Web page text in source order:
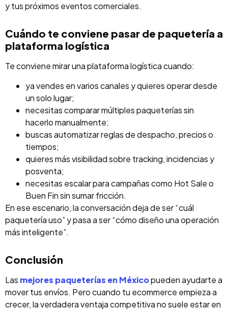
y tus próximos eventos comerciales.
Cuándo te conviene pasar de paquetería a
plataforma logística
Te conviene mirar una plataforma logística cuando:
ya vendes en varios canales y quieres operar desde
un solo lugar;
necesitas comparar múltiples paqueterías sin
hacerlo manualmente;
buscas automatizar reglas de despacho, precios o
tiempos;
quieres más visibilidad sobre tracking, incidencias y
posventa;
necesitas escalar para campañas como Hot Sale o
Buen Fin sin sumar fricción.
En ese escenario, la conversación deja de ser “cuál
paquetería uso” y pasa a ser “cómo diseño una operación
más inteligente”.
Conclusión
Las mejores paqueterías en Méxicopueden ayudarte a
mover tus envíos. Pero cuando tu ecommerce empieza a
crecer, la verdadera ventaja competitiva no suele estar en